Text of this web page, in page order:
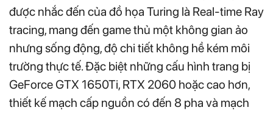
được nhắc đến của đồ họa Turing là Real-time Ray
tracing, mang đến game thủ một không gian ảo
nhưng sống động, độ chi tiết không hề kém môi
trường thực tế. Đặc biệt những cấu hình trang bị
GeForce GTX 1650Ti, RTX 2060 hoặc cao hơn,
thiết kế mạch cấp nguồn có đến 8 pha và mạch